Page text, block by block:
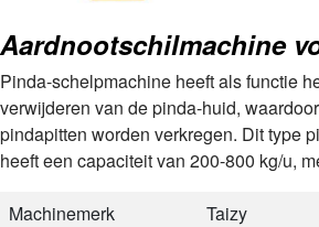
Pinda-schelpmachine heeft als functie
verwijderen van de pinda-huid,
pindapitten worden verkregen. Dit type
heeft een capaciteit van 200-800 kg/u,
Machinemerk
Taizy